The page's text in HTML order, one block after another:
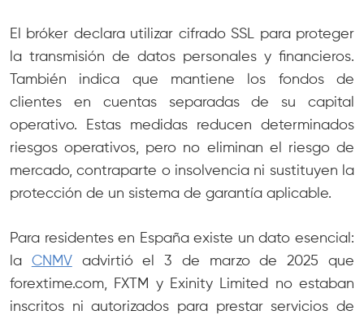
El bróker declara utilizar cifrado SSL para proteger
la transmisión de datos personales y financieros.
También indica que mantiene los fondos de
clientes en cuentas separadas de su capital
operativo. Estas medidas reducen determinados
riesgos operativos, pero no eliminan el riesgo de
mercado, contraparte o insolvencia ni sustituyen la
protección de un sistema de garantía aplicable.
Para residentes en España existe un dato esencial:
la CNMVadvirtió el 3 de marzo de 2025 que
forextime.com, FXTM y Exinity Limited no estaban
inscritos ni autorizados para prestar servicios de